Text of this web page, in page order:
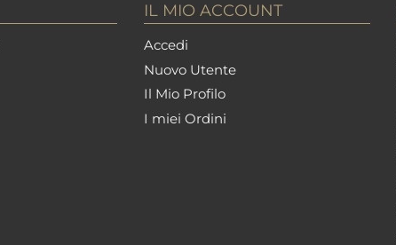
IL MIO ACCOUNT
Accedi
Nuovo Utente
Il Mio Profilo
I miei Ordini